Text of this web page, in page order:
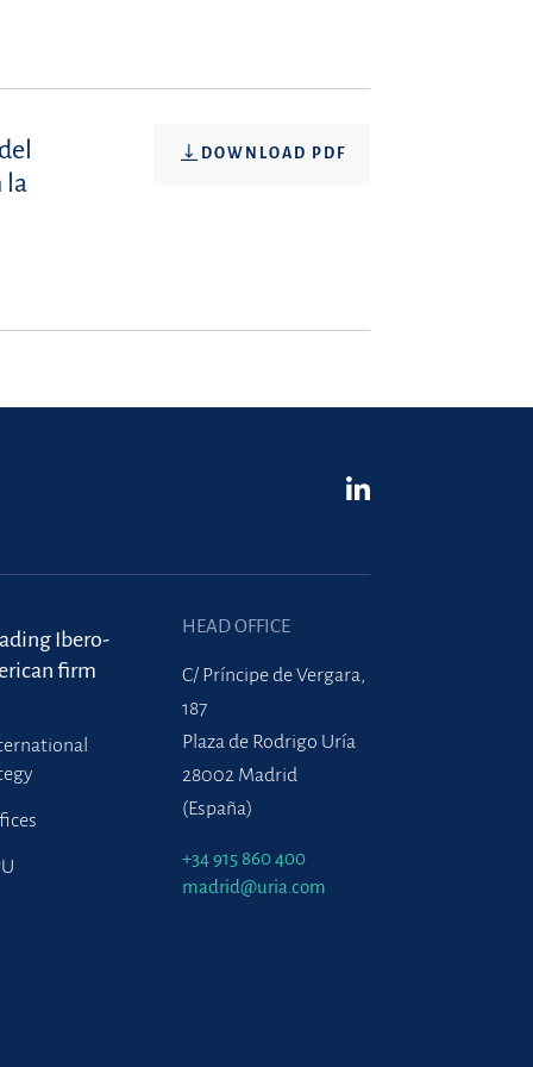
la
DOWNLOAD PDF
Ibero-
firm
HEAD OFFICE
C/ Príncipe de Vergara,
187
Plaza de Rodrigo Uría
28002 Madrid
(España)
+34 915 860 400
madrid@uria.com